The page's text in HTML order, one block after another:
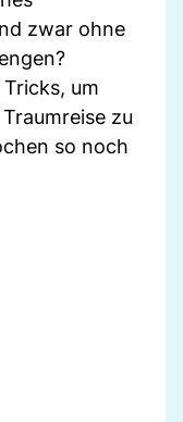
zwar ohne
um
zu
so noch